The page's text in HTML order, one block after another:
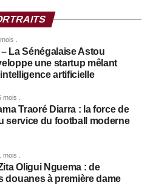
.
La Sénégalaise Astou
une startup mêlant
artificielle
mois .
Traoré Diarra : la force de
service du football moderne
mois .
Oligui Nguema : de
douanes à première dame